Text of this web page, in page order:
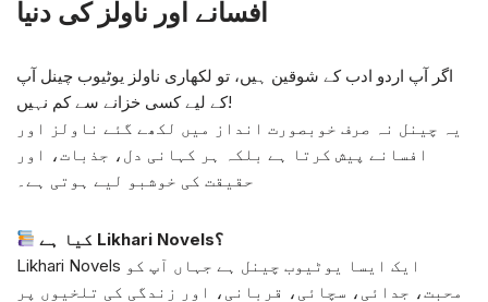
افسانے اور ناولز کی دنیا
اگر آپ اردو ادب کے شوقین ہیں، تو لکھاری ناولز یوٹیوب چینل آپ
کے لیے کسی خزانے سے کم نہیں!
یہ چینل نہ صرف خوبصورت انداز میں لکھے گئے ناولز اور
افسانے پیش کرتا ہے بلکہ ہر کہانی دل، جذبات، اور
حقیقت کی خوشبو لیے ہوتی ہے۔
کیا ہے Likhari Novels؟
Likhari Novels ایک ایسا یوٹیوب چینل ہے جہاں آپ کو
محبت، جدائی، سچائی، قربانی، اور زندگی کی تلخیوں پر